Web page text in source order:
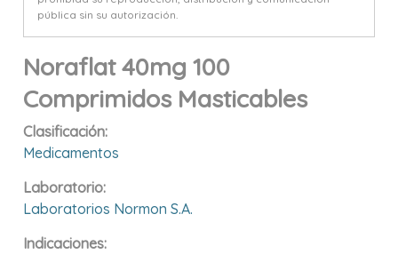
pública sin su autorización.
Noraflat 40mg 100
Comprimidos Masticables
Clasificación:
Medicamentos
Laboratorio:
Laboratorios Normon S.a.
Indicaciones: